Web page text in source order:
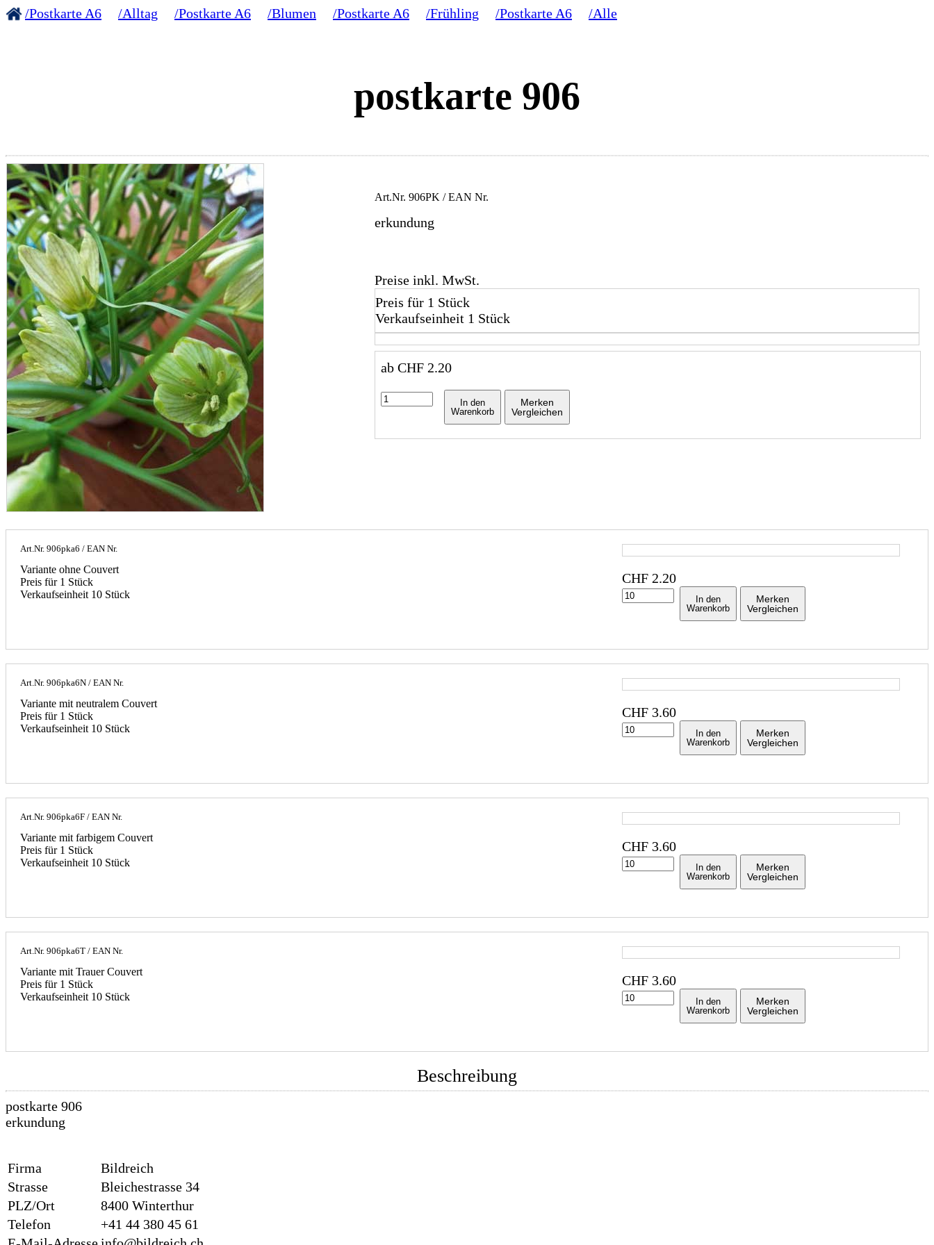
/Postkarte A6 /Alltag /Postkarte A6 /Blumen /Postkarte A6 /Frühling /Postkarte A6 /Alle
postkarte 906
Art.Nr.906PK / EAN Nr.
erkundung
Preise inkl. MwSt.
Preis für 1 Stück
Verkaufseinheit 1 Stück
ab CHF 2.20
In den
Warenkorb
Merken
Vergleichen
Art.Nr. 906pka6 / EAN Nr.
Variante ohne Couvert
Preis für 1 Stück
Verkaufseinheit 10 Stück
CHF 2.20
In den
Warenkorb
Merken
Vergleichen
Art.Nr. 906pka6N / EAN Nr.
Variante mit neutralem Couvert
Preis für 1 Stück
Verkaufseinheit 10 Stück
CHF 3.60
In den
Warenkorb
Merken
Vergleichen
Art.Nr. 906pka6F / EAN Nr.
Variante mit farbigem Couvert
Preis für 1 Stück
Verkaufseinheit 10 Stück
CHF 3.60
In den
Warenkorb
Merken
Vergleichen
Art.Nr. 906pka6T / EAN Nr.
Variante mit Trauer Couvert
Preis für 1 Stück
Verkaufseinheit 10 Stück
CHF 3.60
In den
Warenkorb
Merken
Vergleichen
Beschreibung
postkarte 906
erkundung
Firma
Bildreich
Strasse
Bleichestrasse 34
PLZ/Ort
8400 Winterthur
Telefon
+41 44 380 45 61